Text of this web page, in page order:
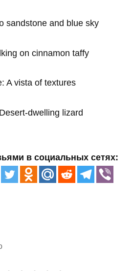
sandstone and blue sky
on cinnamon taffy
A vista of textures
dwelling lizard
в социальных сетях: